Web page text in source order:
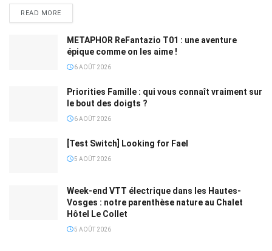
READ MORE
METAPHOR ReFantazio T01 : une aventure
épique comme on les aime !
6 AOÛT 2026
Priorities Famille : qui vous connaît vraiment sur
le bout des doigts ?
6 AOÛT 2026
[Test Switch] Looking for Fael
5 AOÛT 2026
Week-end VTT électrique dans les Hautes-
Vosges : notre parenthèse nature au Chalet
Hôtel Le Collet
5 AOÛT 2026